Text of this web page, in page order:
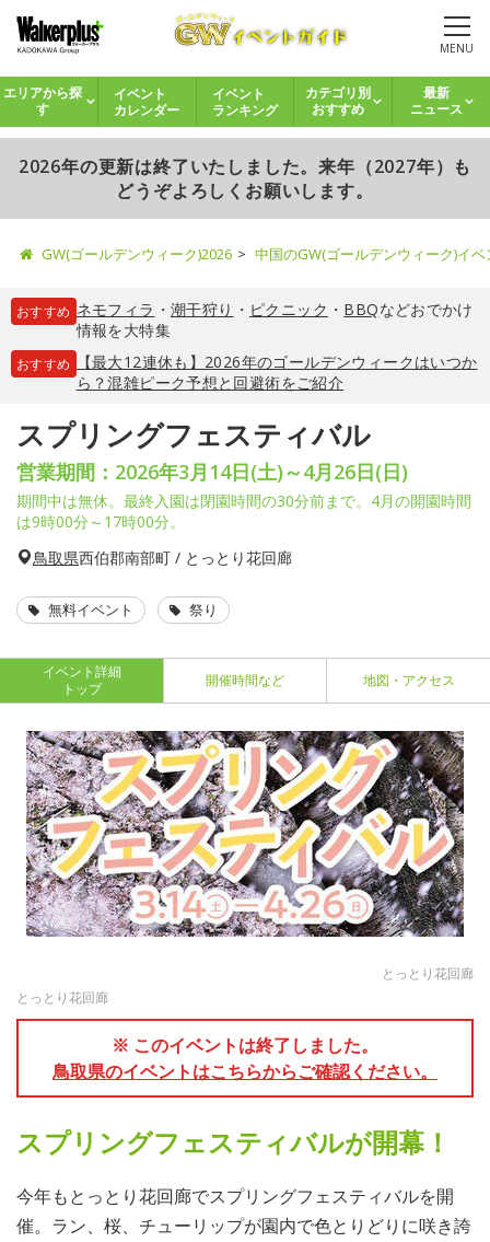
MENU
エリアから探
す
イベント
カレンダー
イベント
ランキング
カテゴリ別
おすすめ
最新
ニュース
2026年の更新は終了いたしました。来年（2027年）も
どうぞよろしくお願いします。
GW(ゴールデンウィーク)2026 中国のGW(ゴールデンウィーク)イ
おすすめ ネモフィラ ・ 潮干狩り ・ ピクニック ・ BBQなどおでかけ
情報を大特集
おすすめ
【最大12連休も】2026年のゴールデンウィークはいつか
ら？混雑ピーク予想と回避術をご紹介
スプリングフェスティバル
営業期間：2026年3月14日(土)～4月26日(日)
期間中は無休。最終入園は閉園時間の30分前まで。4月の開園時間
は9時00分～17時00分。
鳥取県西伯郡南部町 / とっとり花回廊
無料イベント 祭り
イベント詳細
トップ
開催時間など 地図・アクセス
とっとり花回廊
とっとり花回廊
※ このイベントは終了しました。
鳥取県のイベントはこちらからご確認ください。
スプリングフェスティバルが開幕！
今年もとっとり花回廊でスプリングフェスティバルを開
催。ラン、桜、チューリップが園内で色とりどりに咲き誇